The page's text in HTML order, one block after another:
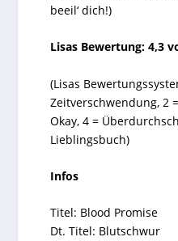
beeil‘ dich!)
Lisas Bewertung: 4,3
(Lisas
Zeitverschwendung, 2
Okay, 4 =
Lieblingsbuch)
Infos
Titel: Blood Promise
Dt. Titel: Blutschwur